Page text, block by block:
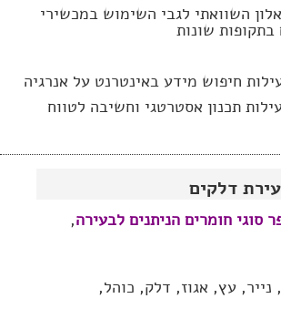
סוגי חומרים הניתנים לבעירה,
נייר, עץ, אגוז, דלק, כוהל,
11: שאלון השוואתי לגבי השימוש במכשירי
שונות
14: פעילות תכנון אסטרטגי וחשיבה לטווח